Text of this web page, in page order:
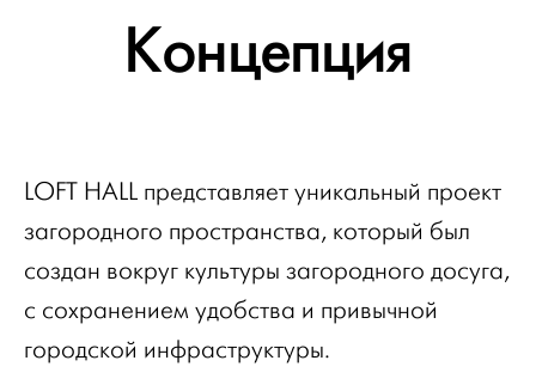
Концепция
LOFT HALL представляет уникальный проект
загородного пространства, который был
создан вокруг культуры загородного досуга,
с сохранением удобства и привычной
городской инфраструктуры.